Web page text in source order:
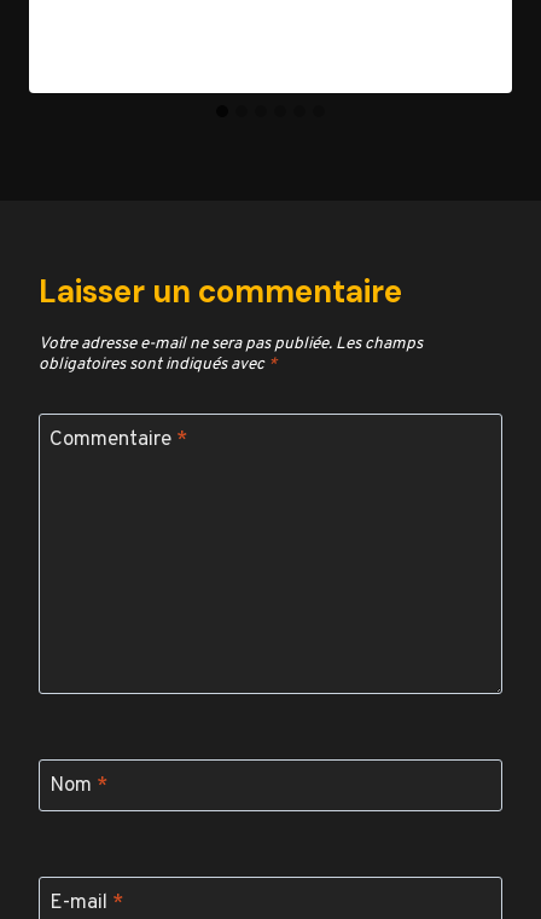
Laisser un commentaire
Votre adresse e-mail ne sera pas publiée. Les champs
obligatoires sont indiqués avec *
Commentaire *
Nom *
E-mail *